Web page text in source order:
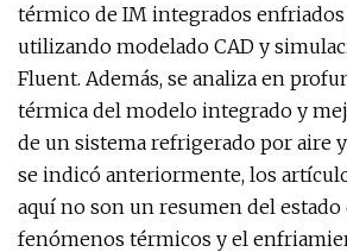
térmico de IM integrados enfriados
utilizando modelado CAD y
Fluent. Además, se analiza en
térmica del modelo integrado y
de un sistema refrigerado por aire
se indicó anteriormente, los
aquí no son un resumen del estado
fenómenos térmicos y el